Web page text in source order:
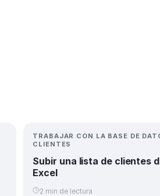
TRABAJAR CON LA BASE DE
CLIENTES
Subir una lista de clientes
Excel
2 min de lectura